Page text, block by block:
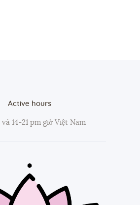
Active hours
và 14-21 pm giờ Việt Nam